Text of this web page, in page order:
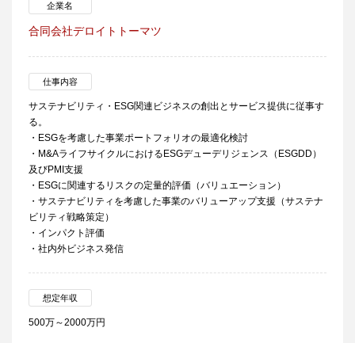
企業名
合同会社デロイトトーマツ
仕事内容
サステナビリティ・ESG関連ビジネスの創出とサービス提供に従事す
る。
・ESGを考慮した事業ポートフォリオの最適化検討
・M&AライフサイクルにおけるESGデューデリジェンス（ESGDD）
及びPMI支援
・ESGに関連するリスクの定量的評価（バリュエーション）
・サステナビリティを考慮した事業のバリューアップ支援（サステナ
ビリティ戦略策定）
・インパクト評価
・社内外ビジネス発信
想定年収
500万～2000万円